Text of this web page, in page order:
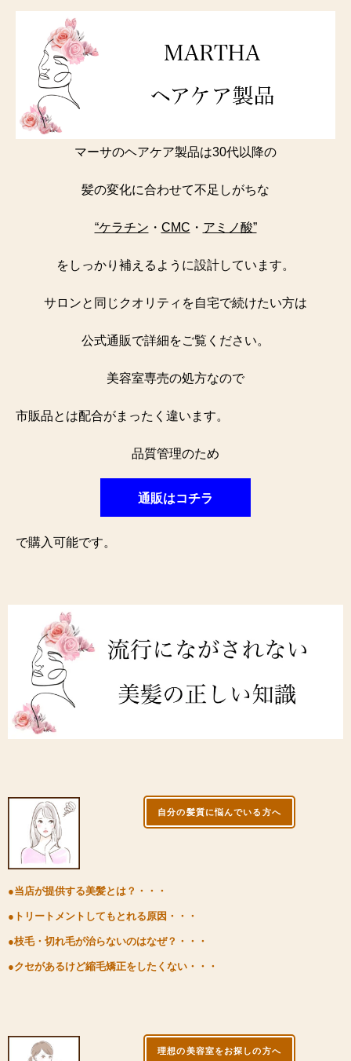
マーサのヘアケア製品は30代以降の
髪の変化に合わせて不足しがちな
“ケラチン ・ CMC ・ アミノ酸”
をしっかり補えるように設計しています。
サロンと同じクオリティを自宅で続けたい方は
公式通販で詳細をご覧ください。
美容室専売の処方なので
市販品とは配合がまったく違います。
品質管理のため
通販はコチラ
で購入可能です。
自分の髪質に悩んでいる方へ
●当店が提供する美髪とは？・・・
●トリートメントしてもとれる原因・・・
●枝毛・切れ毛が治らないのはなぜ？・・・
●クセがあるけど縮毛矯正をしたくない・・・
理想の美容室をお探しの方へ